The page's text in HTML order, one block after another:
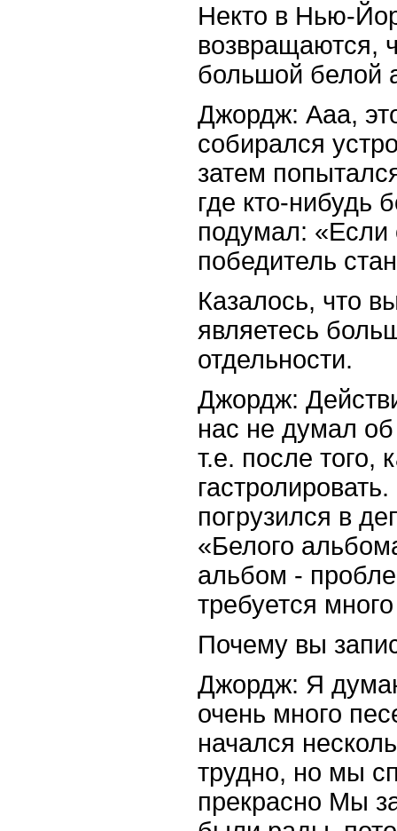
Некто в Нью-
возвращаются,
большой белой
Джордж: Ааа,
собирался
затем
где кто-нибудь
подумал: «Если
победитель
Казалось, что
являетесь
отдельности.
Джордж:
нас не думал
т.е. после того,
погрузился в
«Белого
альбом -
требуется
Почему вы
Джордж: Я
очень много
начался
трудно, но мы
прекрасно Мы